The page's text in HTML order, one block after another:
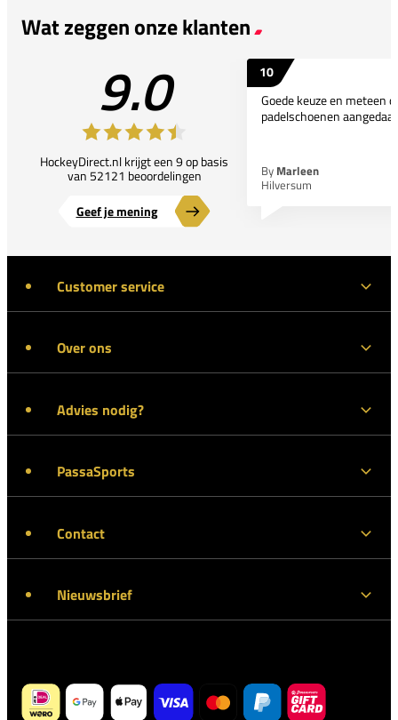
Wat zeggen onze klanten
9.0
HockeyDirect.nl krijgt een 9 op basis
van 52121 beoordelingen
Geef je mening
10
Goede keuze en meteen
padelschoenen
By Marleen
Hilversum
Customer service
Over ons
Advies nodig?
PassaSports
Contact
Nieuwsbrief